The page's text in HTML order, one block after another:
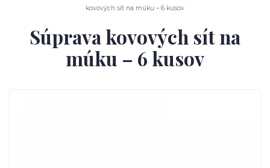
kovových sít na múku – 6 kusov
Súprava kovových sít na
múku – 6 kusov